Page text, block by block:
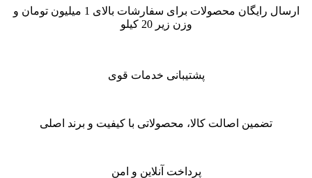
ارسال رایگان محصولات برای سفارشات بالای 1 میلیون تومان و
وزن زیر 20 کیلو
پشتیبانی خدمات قوی
تضمین اصالت کالا، محصولاتی با کیفیت و برند اصلی
پرداخت آنلاین و امن